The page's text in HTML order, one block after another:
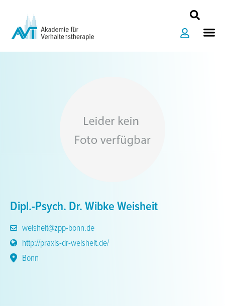
springen
Dipl.-Psych. Dr. Wibke Weisheit
weisheit@zpp-bonn.de
http://praxis-dr-weisheit.de/
Bonn